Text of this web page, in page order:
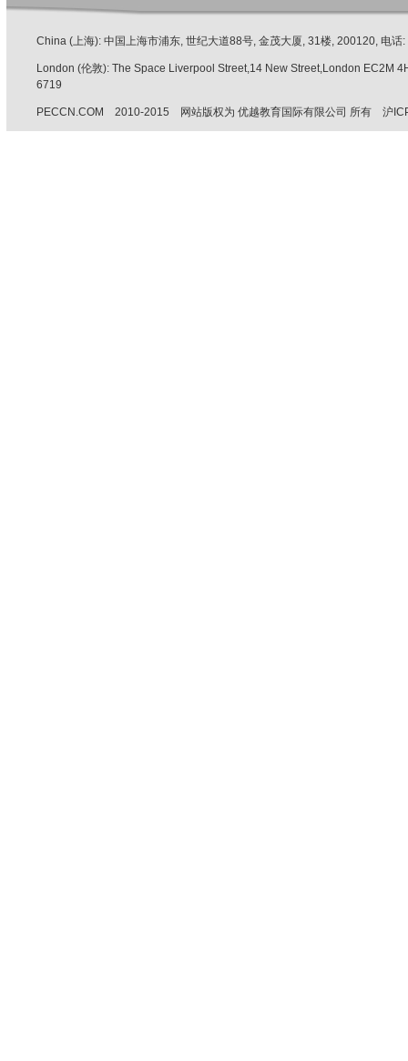
China (上海): 中国上海市浦东, 世纪大道88号, 金茂大厦, 31楼, 200120, 电
London (伦敦): The Space Liverpool Street,14 New Street,London EC2M
6719
PECCN.COM 2010-2015 网站版权为 优越教育国际有限公司 所有 沪